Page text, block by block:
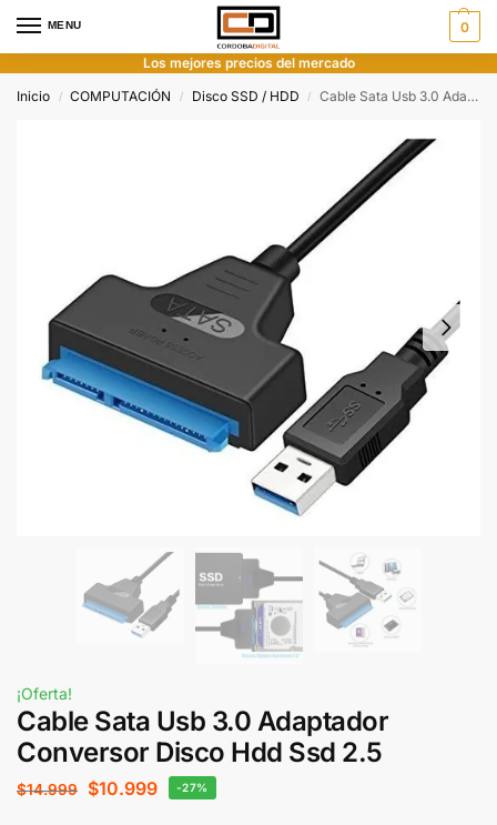
MENU 0
Los mejores precios del mercado
Inicio
/ COMPUTACIÓN / Disco SSD / HDD / Cable Sata Usb 3.0 Adaptador Conversor Disco Hdd Ssd 2.5
¡Oferta!
Cable Sata Usb 3.0 Adaptador
Conversor Disco Hdd Ssd 2.5
$14.999 $10.999 -27%